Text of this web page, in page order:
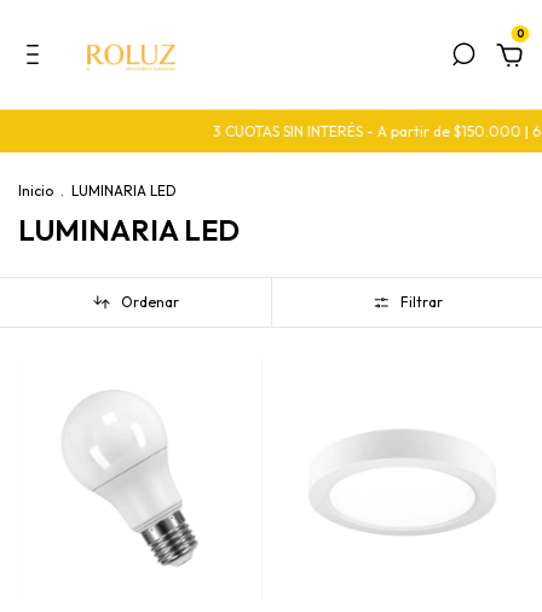
0
3 CUOTAS SIN INTERÉS - A partir de $150.000 | 6
Inicio . LUMINARIA LED
LUMINARIA LED
Ordenar Filtrar